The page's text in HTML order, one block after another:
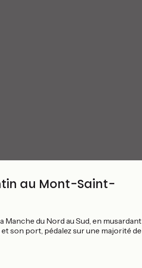
au Mont-Saint-
du Nord au Sud, en musardant
son port, pédalez sur une majorité de